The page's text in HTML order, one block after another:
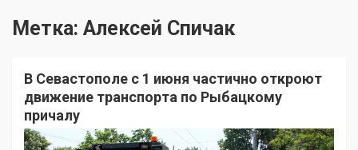
Метка: Алексей Спичак
В Севастополе с 1 июня частично откроют
движение транспорта по Рыбацкому
причалу